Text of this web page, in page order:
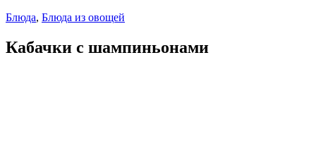
Блюда, Блюда из овощей
Кабачки с шампиньонами